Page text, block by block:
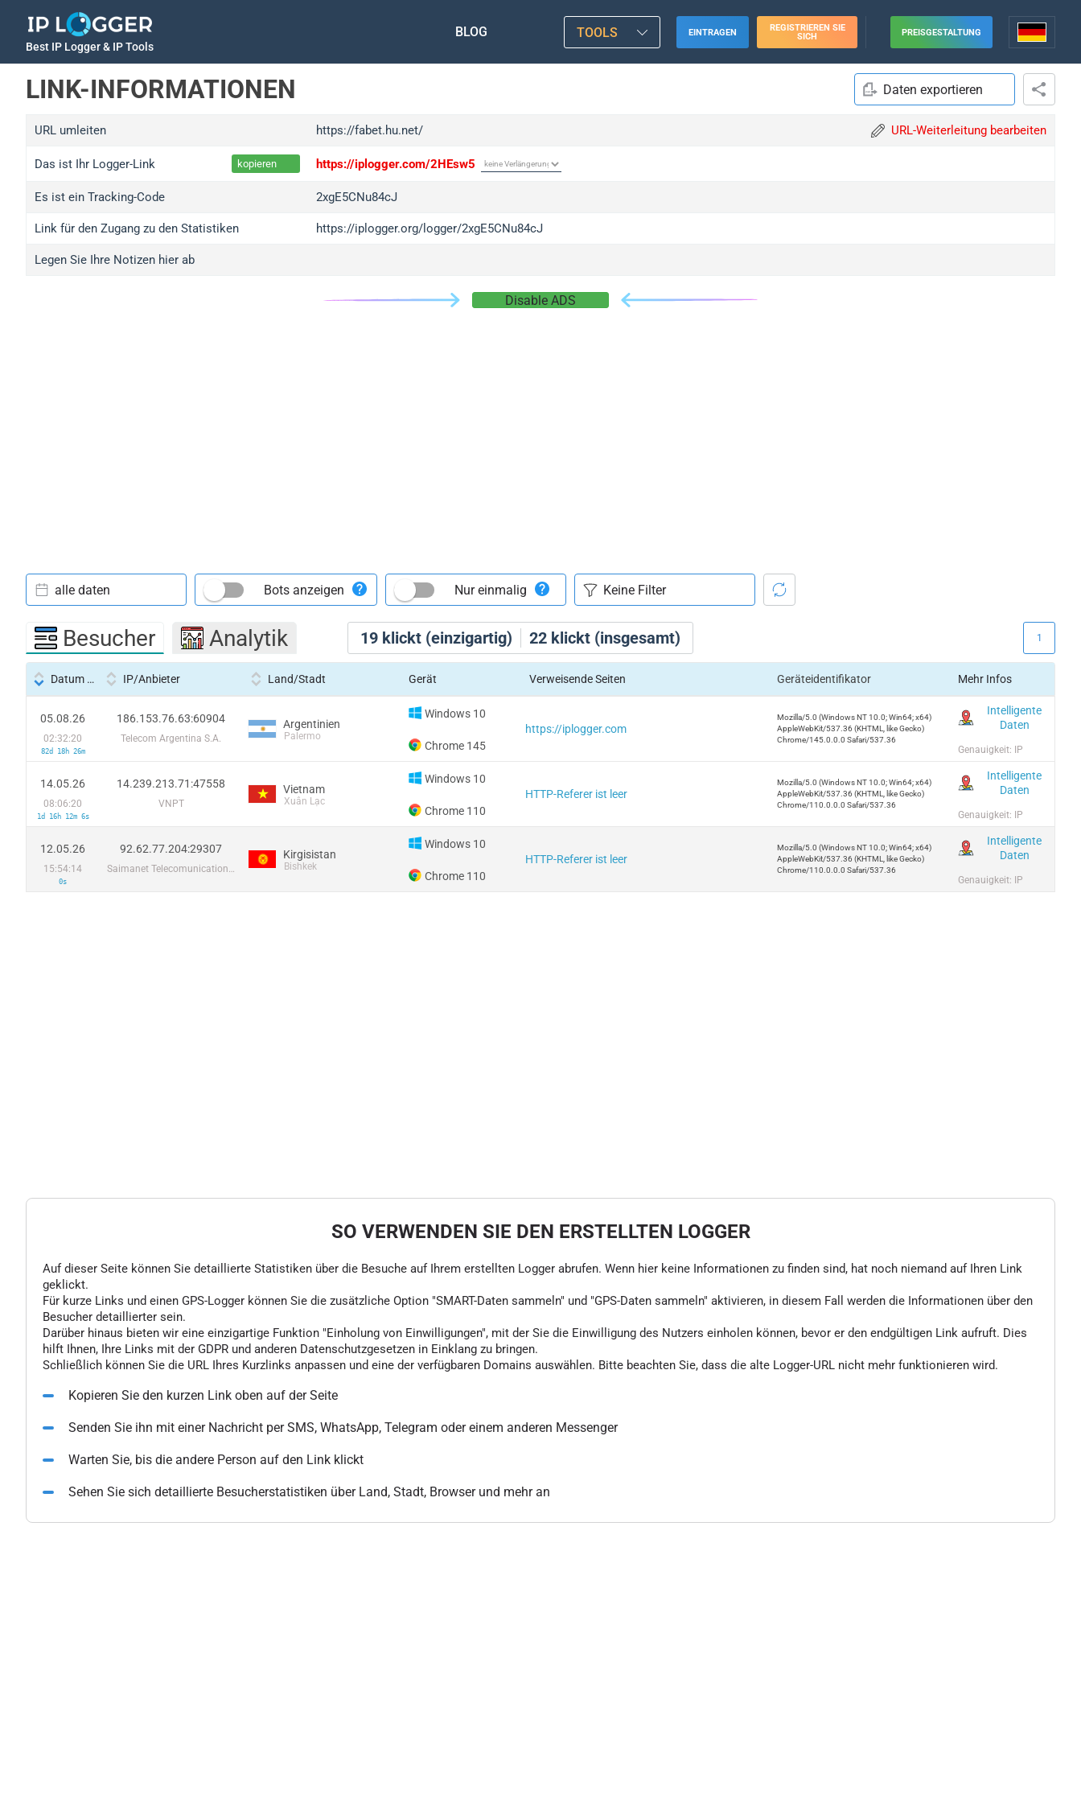
Best IP Logger & IP Tools
BLOG TOOLS EINTRAGEN
REGISTRIEREN SIE
SICH
PREISGESTALTUNG
LINK-INFORMATIONEN Daten exportieren
URL umleiten https://fabet.hu.net/ URL-Weiterleitung bearbeiten
Das ist Ihr Logger-Link kopieren https://iplogger.com/2HEsw5
Es ist ein Tracking-Code 2xgE5CNu84cJ
Link für den Zugang zu den Statistiken https://iplogger.org/logger/2xgE5CNu84cJ
Legen Sie Ihre Notizen hier ab
Disable ADS
19 klickt (einzigartig) 22 klickt (insgesamt)
alle daten Bots anzeigen Nur einmalig
Besucher Analytik 1
Datum und Uhrzeit IP/Anbieter Land/Stadt Gerät Verweisende Seiten Geräteidentifikator Mehr Infos
05.08.26
02:32:20
82d 18h 26m
186.153.76.63:60904
Telecom Argentina S.A.
Argentinien
Palermo
Windows 10
Chrome 145
https://iplogger.com
Mozilla/5.0 (Windows NT 10.0; Win64; x64)
AppleWebKit/537.36 (KHTML, like Gecko)
Chrome/145.0.0.0 Safari/537.36
Intelligente
Daten
Genauigkeit: IP
14.05.26
08:06:20
1d 16h 12m 6s
14.239.213.71:47558
VNPT
Vietnam
Xuân Lạc
Windows 10
Chrome 110
HTTP-Referer ist leer
Mozilla/5.0 (Windows NT 10.0; Win64; x64)
AppleWebKit/537.36 (KHTML, like Gecko)
Chrome/110.0.0.0 Safari/537.36
Intelligente
Daten
Genauigkeit: IP
12.05.26
15:54:14
0s
92.62.77.204:29307
Saimanet Telecomunications CJSC
Kirgisistan
Bishkek
Windows 10
Chrome 110
HTTP-Referer ist leer
Mozilla/5.0 (Windows NT 10.0; Win64; x64)
AppleWebKit/537.36 (KHTML, like Gecko)
Chrome/110.0.0.0 Safari/537.36
Intelligente
Daten
Genauigkeit: IP
SO VERWENDEN SIE DEN ERSTELLTEN LOGGER
Auf dieser Seite können Sie detaillierte Statistiken über die Besuche auf Ihrem erstellten Logger abrufen. Wenn hier keine Informationen zu finden sind, hat noch niemand auf Ihren Link
geklickt.
Für kurze Links und einen GPS-Logger können Sie die zusätzliche Option "SMART-Daten sammeln" und "GPS-Daten sammeln" aktivieren, in diesem Fall werden die Informationen über den
Besucher detaillierter sein.
Darüber hinaus bieten wir eine einzigartige Funktion "Einholung von Einwilligungen", mit der Sie die Einwilligung des Nutzers einholen können, bevor er den endgültigen Link aufruft. Dies
hilft Ihnen, Ihre Links mit der GDPR und anderen Datenschutzgesetzen in Einklang zu bringen.
Schließlich können Sie die URL Ihres Kurzlinks anpassen und eine der verfügbaren Domains auswählen. Bitte beachten Sie, dass die alte Logger-URL nicht mehr funktionieren wird.
Kopieren Sie den kurzen Link oben auf der Seite
Senden Sie ihn mit einer Nachricht per SMS, WhatsApp, Telegram oder einem anderen Messenger
Warten Sie, bis die andere Person auf den Link klickt
Sehen Sie sich detaillierte Besucherstatistiken über Land, Stadt, Browser und mehr an